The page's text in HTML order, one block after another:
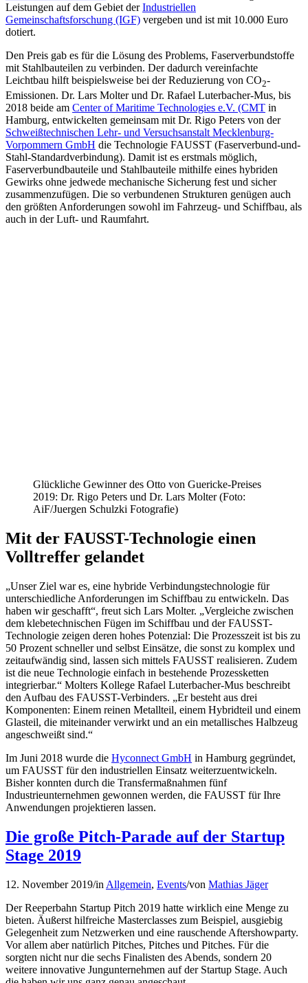
Leistungen auf dem Gebiet derIndustriellen
Gemeinschaftsforschung (IGF) vergeben und ist mit 10.000 Euro
dotiert.
Den Preis gab es für die Lösung des Problems, Faserverbundstoffe
mit Stahlbauteilen zu verbinden. Der dadurch vereinfachte
Leichtbau hilft beispielsweise bei der Reduzierung von CO2-
Emissionen. Dr. Lars Molter und Dr. Rafael Luterbacher-Mus, bis
2018 beide am Center of Maritime Technologies e.V. (CMT in
Hamburg, entwickelten gemeinsam mit Dr. Rigo Peters von der
Schweißtechnischen Lehr- und Versuchsanstalt Mecklenburg-
Vorpommern GmbH die Technologie FAUSST (Faserverbund-und-
Stahl-Standardverbindung). Damit ist es erstmals möglich,
Faserverbundbauteile und Stahlbauteile mithilfe eines hybriden
Gewirks ohne jedwede mechanische Sicherung fest und sicher
zusammenzufügen. Die so verbundenen Strukturen genügen auch
den größten Anforderungen sowohl im Fahrzeug- und Schiffbau, als
auch in der Luft- und Raumfahrt.
Glückliche Gewinner des Otto von Guericke-Preises
2019: Dr. Rigo Peters und Dr. Lars Molter (Foto:
AiF/Juergen Schulzki Fotografie)
Mit der FAUSST-Technologie einen
Volltreffer gelandet
„Unser Ziel war es, eine hybride Verbindungstechnologie für
unterschiedliche Anforderungen im Schiffbau zu entwickeln. Das
haben wir geschafft“, freut sich Lars Molter. „Vergleiche zwischen
dem klebetechnischen Fügen im Schiffbau und der FAUSST-
Technologie zeigen deren hohes Potenzial: Die Prozesszeit ist bis zu
50 Prozent schneller und selbst Einsätze, die sonst zu komplex und
zeitaufwändig sind, lassen sich mittels FAUSST realisieren. Zudem
ist die neue Technologie einfach in bestehende Prozessketten
integrierbar.“ Molters Kollege Rafael Luterbacher-Mus beschreibt
den Aufbau des FAUSST-Verbinders. „Er besteht aus drei
Komponenten: Einem reinen Metallteil, einem Hybridteil und einem
Glasteil, die miteinander verwirkt und an ein metallisches Halbzeug
angeschweißt sind.“
Im Juni 2018 wurde die Hyconnect GmbH in Hamburg gegründet,
um FAUSST für den industriellen Einsatz weiterzuentwickeln.
Bisher konnten durch die Transfermaßnahmen fünf
Industrieunternehmen gewonnen werden, die FAUSST für Ihre
Anwendungen projektieren lassen.
Die große Pitch-Parade auf der Startup
Stage 2019
12. November 2019/in Allgemein, Events/von Mathias Jäger
Der Reeperbahn Startup Pitch 2019 hatte wirklich eine Menge zu
bieten. Äußerst hilfreiche Masterclasses zum Beispiel, ausgiebig
Gelegenheit zum Netzwerken und eine rauschende Aftershowparty.
Vor allem aber natürlich Pitches, Pitches und Pitches. Für die
sorgten nicht nur die sechs Finalisten des Abends, sondern 20
weitere innovative Jungunternehmen auf der Startup Stage. Auch